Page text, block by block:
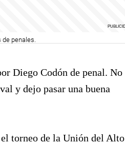
de penales.
Diego Codón de penal. No
y dejo pasar una buena
torneo de la Unión del Alto